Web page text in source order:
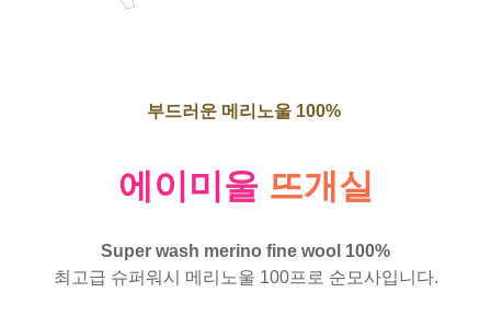
부드러운 메리노울 100%
에이미울 뜨개실
Super wash merino fine wool 100%
최고급 슈퍼워시 메리노울 100프로 순모사입니다.